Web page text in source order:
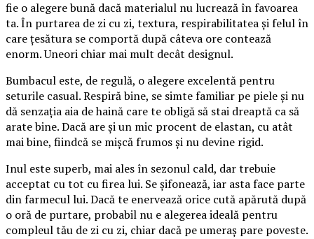
fie o alegere bună dacă materialul nu lucrează în favoarea
ta. În purtarea de zi cu zi, textura, respirabilitatea și felul în
care țesătura se comportă după câteva ore contează
enorm. Uneori chiar mai mult decât designul.
Bumbacul este, de regulă, o alegere excelentă pentru
seturile casual. Respiră bine, se simte familiar pe piele și nu
dă senzația aia de haină care te obligă să stai dreaptă ca să
arate bine. Dacă are și un mic procent de elastan, cu atât
mai bine, fiindcă se mișcă frumos și nu devine rigid.
Inul este superb, mai ales în sezonul cald, dar trebuie
acceptat cu tot cu firea lui. Se șifonează, iar asta face parte
din farmecul lui. Dacă te enervează orice cută apărută după
o oră de purtare, probabil nu e alegerea ideală pentru
compleul tău de zi cu zi, chiar dacă pe umeraș pare poveste.